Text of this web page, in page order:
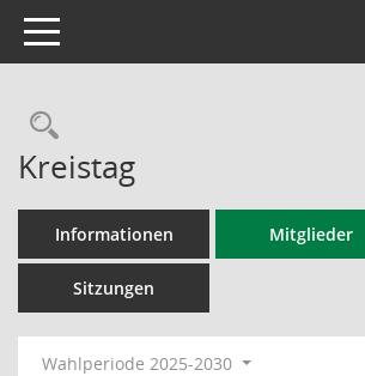
Toggle navigation
Rechercheauswahl
Kreistag
Informationen Mitglieder
Sitzungen
Wahlperiode 2025-2030